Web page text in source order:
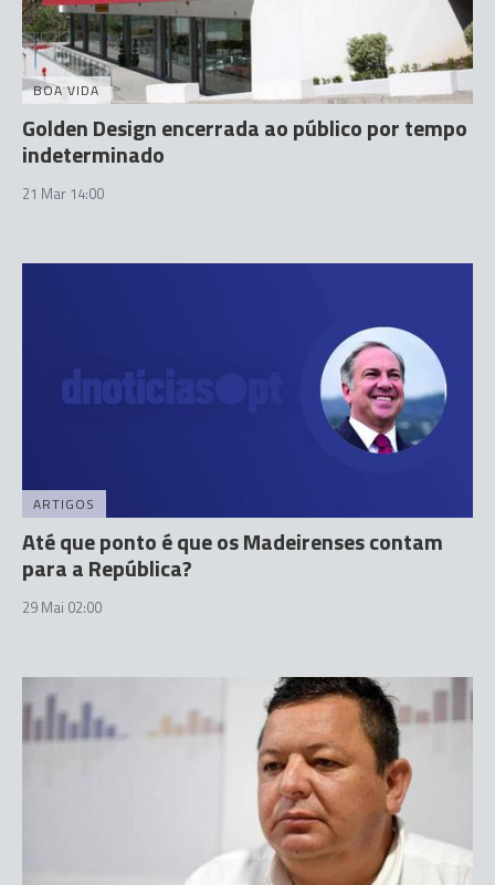
BOA VIDA
Golden Design encerrada ao público por tempo
indeterminado
21 Mar 14:00
ARTIGOS
Até que ponto é que os Madeirenses contam
para a República?
29 Mai 02:00